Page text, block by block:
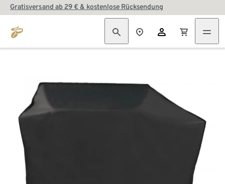
Gratisversand ab 29 € & kostenlose Rücksendung